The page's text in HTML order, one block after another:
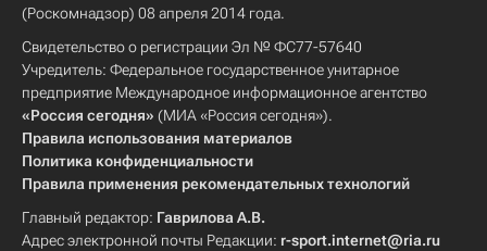
(Роскомнадзор) 08 апреля 2014 года.
Свидетельство о регистрации Эл № ФС77-57640
Учредитель: Федеральное государственное унитарное
предприятие Международное информационное агентство
«Россия сегодня» (МИА «Россия сегодня»).
Правила использования материалов
Политика конфиденциальности
Правила применения рекомендательных технологий
Главный редактор: Гаврилова А.В.
Адрес электронной почты Редакции: r-sport.internet@ria.ru